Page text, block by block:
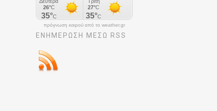
πρόγνωση καιρού από το weather.gr
ΕΝΗΜΈΡΩΣΉ ΜΕΣΩ RSS